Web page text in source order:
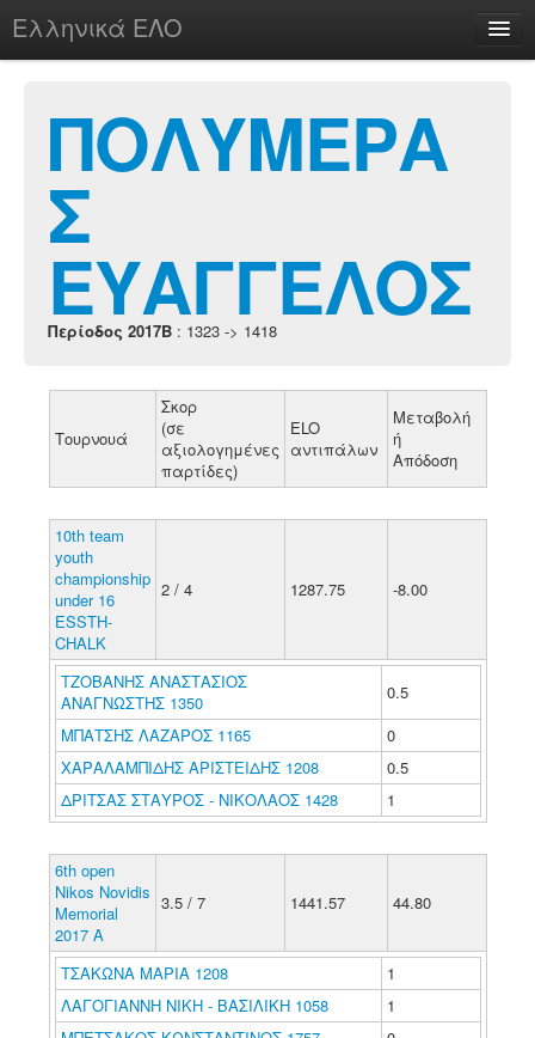
Ελληνικά ΕΛΟ
chesstu.be @ discord
Login
ΠΟΛΥΜΕΡΑ
Σ
ΕΥΑΓΓΕΛΟΣ
Περίοδος 2017B : 1323 -> 1418
Τουρνουά
Σκορ
(σε
αξιολογημένες
παρτίδες)
ELO
αντιπάλων
Μεταβολή
ή
Απόδοση
10th team
youth
championship
under 16
ESSTH-
CHALK
2 / 4 1287.75 -8.00
ΤΖΟΒΑΝΗΣ ΑΝΑΣΤΑΣΙΟΣ
ΑΝΑΓΝΩΣΤΗΣ 1350
0.5
ΜΠΑΤΣΗΣ ΛΑΖΑΡΟΣ 1165
0
ΧΑΡΑΛΑΜΠΙΔΗΣ ΑΡΙΣΤΕΙΔΗΣ 1208
0.5
ΔΡΙΤΣΑΣ ΣΤΑΥΡΟΣ - ΝΙΚΟΛΑΟΣ 1428
1
6th open
Nikos Novidis
Memorial
2017 A
3.5 / 7 1441.57 44.80
ΤΣΑΚΩΝΑ ΜΑΡΙΑ 1208
1
ΛΑΓΟΓΙΑΝΝΗ ΝΙΚΗ - ΒΑΣΙΛΙΚΗ 1058
1